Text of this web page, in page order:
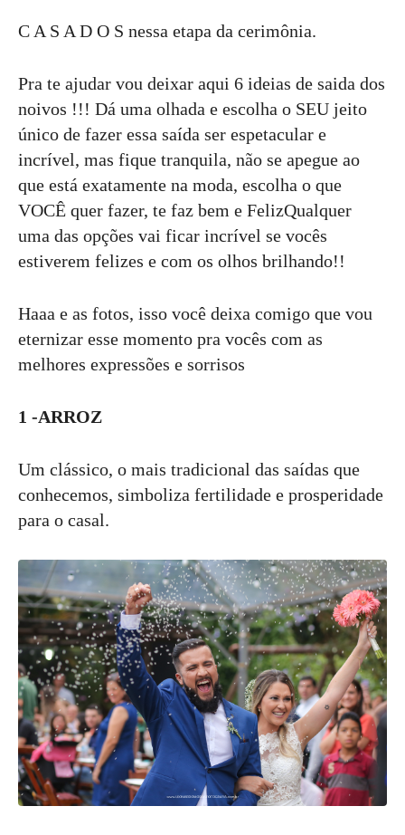
C A S A D O S nessa etapa da cerimônia.
Pra te ajudar vou deixar aqui 6 ideias de saida dos
noivos !!! Dá uma olhada e escolha o SEU jeito
único de fazer essa saída ser espetacular e
incrível, mas fique tranquila, não se apegue ao
que está exatamente na moda, escolha o que
VOCÊ quer fazer, te faz bem e FelizQualquer
uma das opções vai ficar incrível se vocês
estiverem felizes e com os olhos brilhando!!
Haaa e as fotos, isso você deixa comigo que vou
eternizar esse momento pra vocês com as
melhores expressões e sorrisos
1 -ARROZ
Um clássico, o mais tradicional das saídas que
conhecemos, simboliza fertilidade e prosperidade
para o casal.